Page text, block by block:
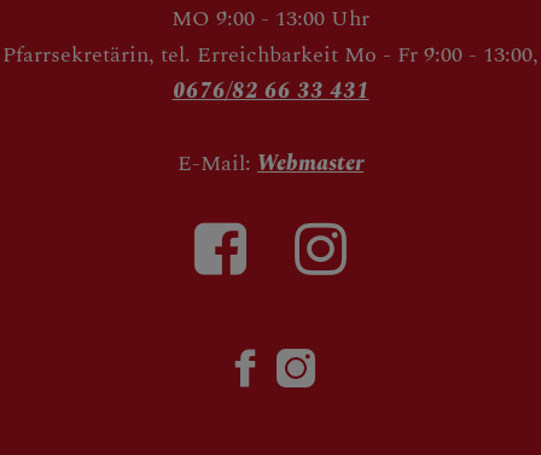
MO 9:00 - 13:00 Uhr
Pfarrsekretärin, tel. Erreichbarkeit Mo - Fr 9:00 - 13:00,
0676/82 66 33 431
E-Mail: Webmaster